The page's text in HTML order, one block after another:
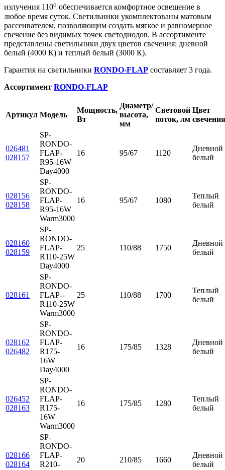
излучения 110o обеспечивается комфортное освещение в
любое время суток. Светильники укомплектованы матовым
рассеивателем, позволяющим создать мягкое и равномерное
свечение без видимых точек светодиодов. В ассортименте
представлены светильники двух цветов свечения: дневной
белый (4000 К) и теплый белый (3000 К).
Гарантия на светильники RONDO-FLAP составляет 3 года.
Ассортимент RONDO-FLAP
Артикул Модель
Мощность,
Вт
Диаметр/
высота,
мм
Световой
поток, лм
Цвет
свечения
026481
028157
SP-
RONDO-
FLAP-
R95-16W
Day4000
16 95/67 1120
Дневной
белый
028156
028158
SP-
RONDO-
FLAP-
R95-16W
Warm3000
16 95/67 1080
Теплый
белый
028160
028159
SP-
RONDO-
FLAP-
R110-25W
Day4000
25 110/88 1750
Дневной
белый
028161
SP-
RONDO-
FLAP--
R110-25W
Warm3000
25 110/88 1700
Теплый
белый
028162
026482
SP-
RONDO-
FLAP-
R175-
16W
Day4000
16 175/85 1328
Дневной
белый
026452
028163
SP-
RONDO-
FLAP-
R175-
16W
Warm3000
16 175/85 1280
Теплый
белый
028166
028164
SP-
RONDO-
FLAP-
R210-
20 210/85 1660
Дневной
белый